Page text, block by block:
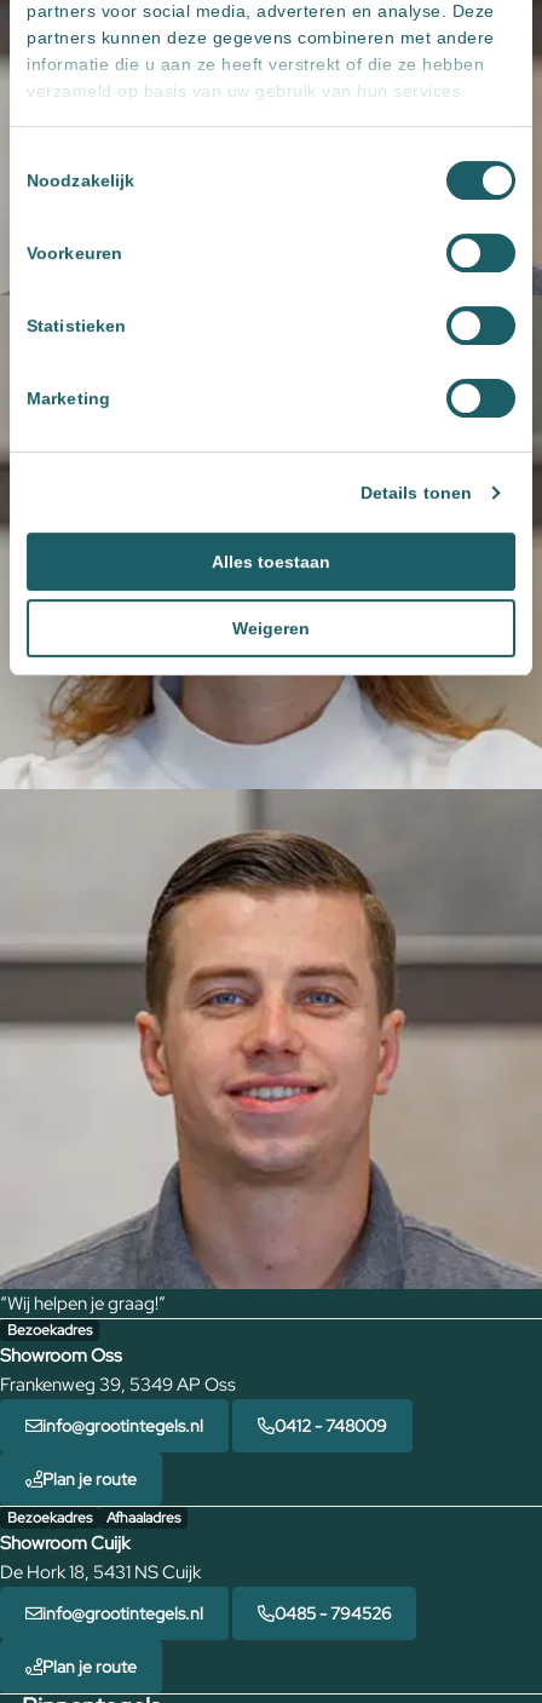
partners voor social media, adverteren en analyse. Deze
partners kunnen deze gegevens combineren met andere
informatie die u aan ze heeft verstrekt of die ze hebben
verzameld op basis van uw gebruik van hun services.
Noodzakelijk
Voorkeuren
Statistieken
Marketing
Details tonen
Alles toestaan
Weigeren
“Wij helpen je graag!”
Bezoekadres
Showroom Oss
Frankenweg 39, 5349 AP Oss
info@grootintegels.nl 0412 - 748009
Plan je route
Bezoekadres Afhaaladres
Showroom Cuijk
De Hork 18, 5431 NS Cuijk
info@grootintegels.nl 0485 - 794526
Plan je route